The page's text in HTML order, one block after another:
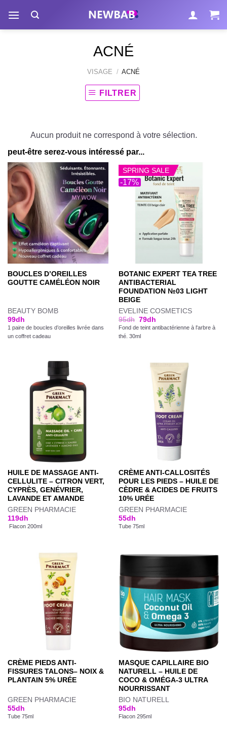
contenu
ACNÉ
VISAGE / ACNÉ
FILTRER
Aucun produit ne correspond à votre sélection.
peut-être serez-vous intéressé par...
BOUCLES D’OREILLES
GOUTTE CAMÉLÉON NOIR
BEAUTY BOMB
99dh
1 paire de boucles d’oreilles livrée dans
un coffret cadeau
-17%
SPRING SALE
BOTANIC EXPERT TEA TREE
ANTIBACTERIAL
FOUNDATION №03 LIGHT
BEIGE
EVELINE COSMETICS
95dh 79dh
Fond de teint antibactérienne à l'arbre à
thé. 30ml
HUILE DE MASSAGE ANTI-
CELLULITE – CITRON VERT,
CYPRÈS, GENÉVRIER,
LAVANDE ET AMANDE
GREEN PHARMACIE
119dh
Flacon 200ml
CRÈME ANTI-CALLOSITÉS
POUR LES PIEDS – HUILE DE
CÈDRE & ACIDES DE FRUITS
10% URÉE
GREEN PHARMACIE
55dh
Tube 75ml
CRÈME PIEDS ANTI-
FISSURES TALONS– NOIX &
PLANTAIN 5% URÉE
GREEN PHARMACIE
55dh
Tube 75ml
MASQUE CAPILLAIRE BIO
NATURELL – HUILE DE
COCO & OMÉGA-3 ULTRA
NOURRISSANT
BIO NATURELL
95dh
Flacon 295ml